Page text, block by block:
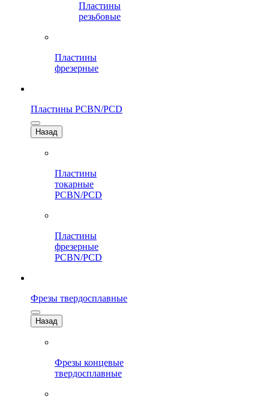
Пластины
резьбовые
Пластины
фрезерные
Пластины PCBN/PCD
Назад
Пластины
токарные
PCBN/PCD
Пластины
фрезерные
PCBN/PCD
Фрезы твердосплавные
Назад
Фрезы концевые
твердосплавные